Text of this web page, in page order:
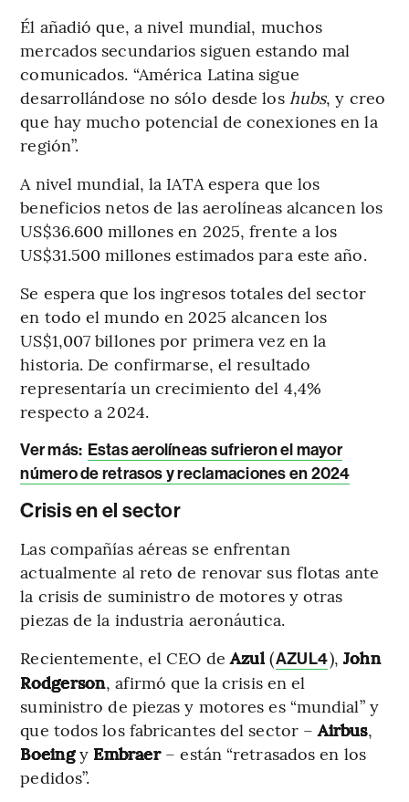
Él añadió que, a nivel mundial, muchos
mercados secundarios siguen estando mal
comunicados. “América Latina sigue
desarrollándose no sólo desde los hubs, y creo
que hay mucho potencial de conexiones en la
región”.
A nivel mundial, la IATA espera que los
beneficios netos de las aerolíneas alcancen los
US$36.600 millones en 2025, frente a los
US$31.500 millones estimados para este año.
Se espera que los ingresos totales del sector
en todo el mundo en 2025 alcancen los
US$1,007 billones por primera vez en la
historia. De confirmarse, el resultado
representaría un crecimiento del 4,4%
respecto a 2024.
Ver más: Estas aerolíneas sufrieron el mayor
número de retrasos y reclamaciones en 2024
Crisis en el sector
Las compañías aéreas se enfrentan
actualmente al reto de renovar sus flotas ante
la crisis de suministro de motores y otras
piezas de la industria aeronáutica.
Recientemente, el CEO deAzul(AZUL4),John
Rodgerson, afirmó que la crisis en el
suministro de piezas y motores es “mundial” y
que todos los fabricantes del sector –Airbus,
Boeingy Embraer – están “retrasados en los
pedidos”.